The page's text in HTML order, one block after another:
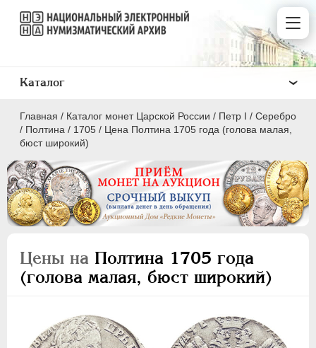
Главная / Каталог монет Царской России / Пeтр I / Серебро
/ Полтина / 1705 / Цена Полтина 1705 года (голова малая,
бюст широкий)
Цены на Полтина 1705 года
(голова малая, бюст широкий)
Каталог
ПEТР I 1699 - 1725
Серебро
1 рубль
Полуполтинник
Гривенник